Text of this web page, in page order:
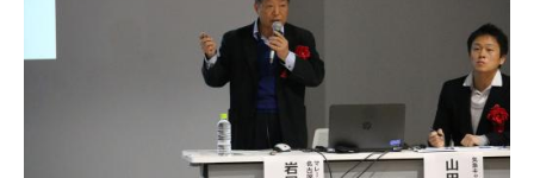
お問い合わせ 資料請求